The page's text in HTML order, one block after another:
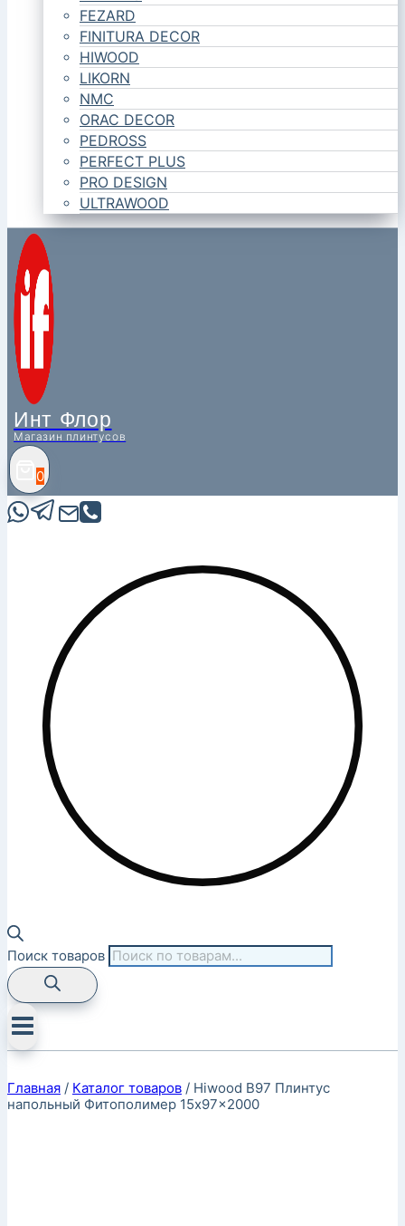
FEZARD
FINITURA DECOR
HIWOOD
LIKORN
NMC
ORAC DECOR
PEDROSS
PERFECT PLUS
PRO DESIGN
ULTRAWOOD
Инт Флор
Магазин плинтусов
0
Поиск товаров
Главная / Каталог товаров / Hiwood B97 Плинтус
напольный Фитополимер 15x97x2000